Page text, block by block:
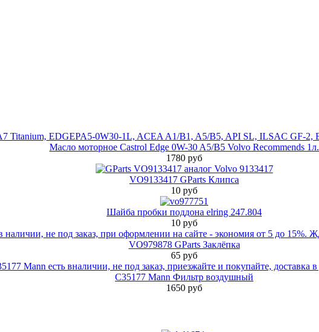
Масло моторное Castrol Edge 0W-30 A5/B5 Volvo Recommends 1л.
1780 руб
VO9133417 GParts Клипса
10 руб
Шайба пробки поддона elring 247.804
10 руб
VO979878 GParts Заклёпка
65 руб
C35177 Mann Фильтр воздушный
1650 руб